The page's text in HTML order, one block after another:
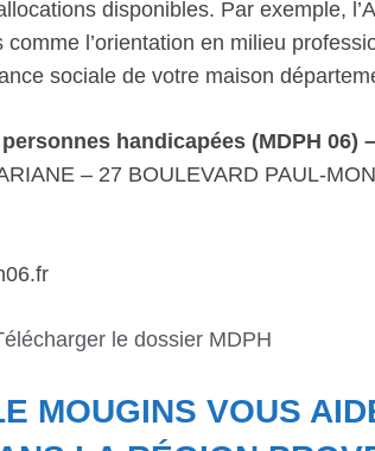
disponibles. Par exemple,
l’orientation en milieu
sociale de votre maison
handicapées (MDPH 06)
– 27 BOULEVARD PAUL-
le dossier MDPH
MOUGINS VOUS